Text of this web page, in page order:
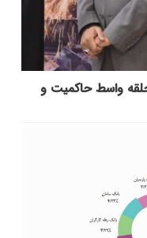
واسط حاكمیت و